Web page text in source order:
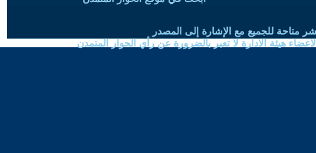
متاحة للجميع مع الإشارة إلى المصدر
هيئة الادارة لا تعبر بالضرورة عن رأي الحوار المتمدن